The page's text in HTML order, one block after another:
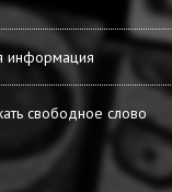
информация
свободное слово